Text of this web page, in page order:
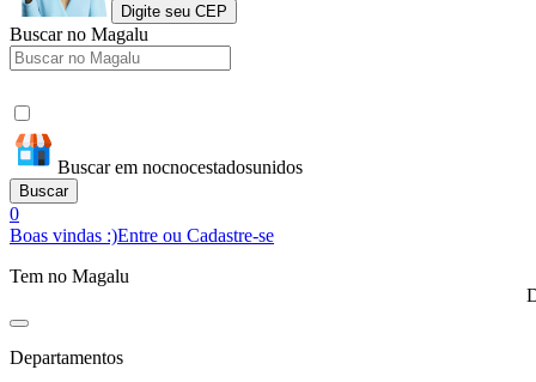
Digite seu CEP
Buscar no Magalu
Buscar em nocnocestadosunidos
Buscar
0
Boas vindas :)Entre ou Cadastre-se
Tem no Magalu
Departamentos